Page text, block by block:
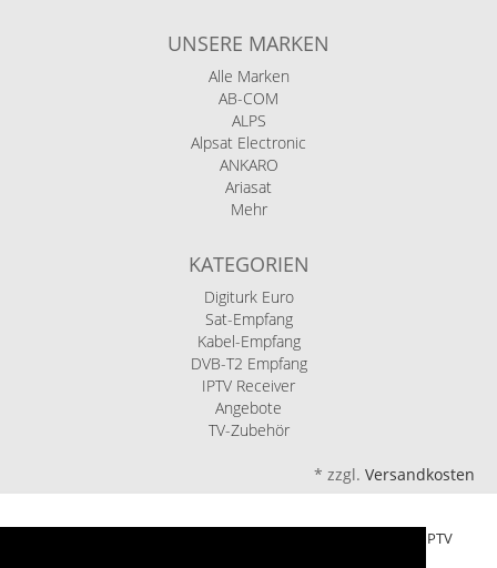
UNSERE MARKEN
Alle Marken
AB-COM
ALPS
Alpsat Electronic
ANKARO
Ariasat
Mehr
KATEGORIEN
Digiturk Euro
Sat-Empfang
Kabel-Empfang
DVB-T2 Empfang
IPTV Receiver
Angebote
TV-Zubehör
* zzgl. Versandkosten
Ariasat eShop - Ihr Fachhandel für Sat, Kabel, DVB-T2 und IPTV